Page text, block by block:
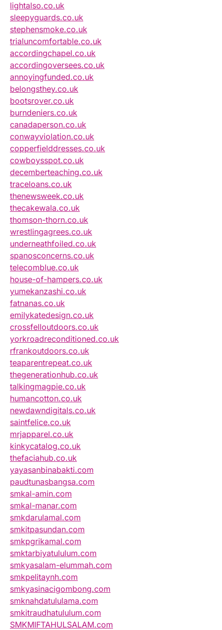
lightalso.co.uk
sleepyguards.co.uk
stephensmoke.co.uk
trialuncomfortable.co.uk
accordingchapel.co.uk
accordingoversees.co.uk
annoyingfunded.co.uk
belongsthey.co.uk
bootsrover.co.uk
burndeniers.co.uk
canadaperson.co.uk
conwayviolation.co.uk
copperfielddresses.co.uk
cowboysspot.co.uk
decemberteaching.co.uk
traceloans.co.uk
thenewsweek.co.uk
thecakewala.co.uk
thomson-thorn.co.uk
wrestlingagrees.co.uk
underneathfoiled.co.uk
spanosconcerns.co.uk
telecomblue.co.uk
house-of-hampers.co.uk
yumekanzashi.co.uk
fatnanas.co.uk
emilykatedesign.co.uk
crossfelloutdoors.co.uk
yorkroadreconditioned.co.uk
rfrankoutdoors.co.uk
teaparentrepeat.co.uk
thegenerationhub.co.uk
talkingmagpie.co.uk
humancotton.co.uk
newdawndigitals.co.uk
saintfelice.co.uk
mrjapparel.co.uk
kinkycatalog.co.uk
thefaciahub.co.uk
yayasanbinabakti.com
paudtunasbangsa.com
smkal-amin.com
smkal-manar.com
smkdarulamal.com
smkitpasundan.com
smkpgrikamal.com
smktarbiyatululum.com
smkyasalam-elummah.com
smkpelitaynh.com
smkyasinacigombong.com
smknahdatululama.com
smkitraudhatululum.com
SMKMIFTAHULSALAM.com